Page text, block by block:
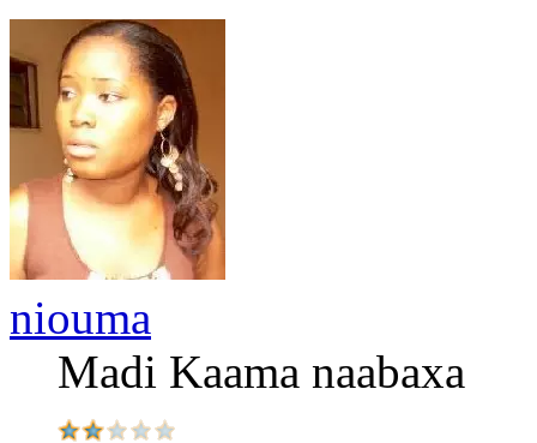
niouma
Madi Kaama naabaxa